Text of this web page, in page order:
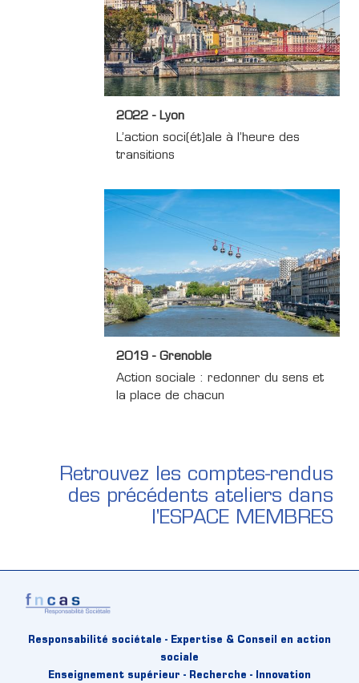
2022 - Lyon
L’action soci(ét)ale à l’heure des
transitions
2019 - Grenoble
Action sociale : redonner du sens et
la place de chacun
Retrouvez les comptes-rendus
des précédents ateliers dans
l'ESPACE MEMBRES
Responsabilité sociétale - Expertise & Conseil en action
sociale
Enseignement supérieur - Recherche - Innovation